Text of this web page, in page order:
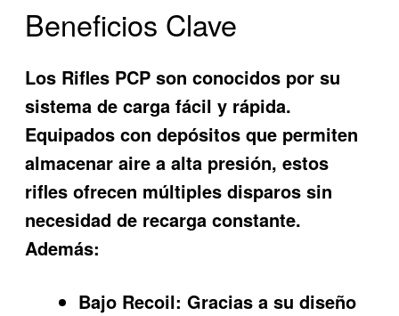
Beneficios Clave
Los Rifles PCP son conocidos por su
sistema de carga fácil y rápida.
Equipados con depósitos que permiten
almacenar aire a alta presión, estos
rifles ofrecen múltiples disparos sin
necesidad de recarga constante.
Además:
Bajo Recoil: Gracias a su diseño